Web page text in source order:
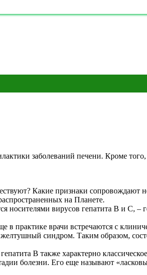
заболеваний печени. Кроме
Какие признаки сопровождают
на Планете.
носителями вирусов гепатита В и С,
практике врачи встречаются с
синдром. Таким образом,
В также характерно
болезни. Его еще называют